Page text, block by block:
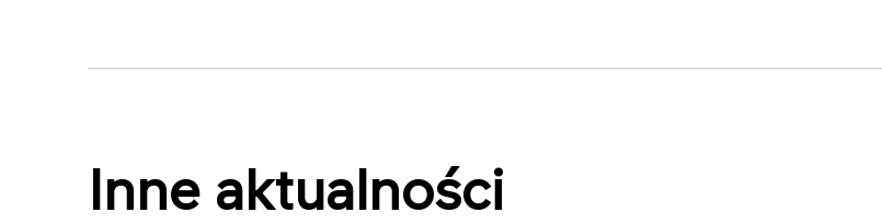
Inne aktualności